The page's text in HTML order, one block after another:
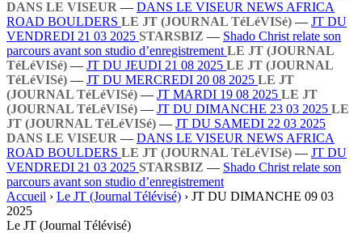
DANS LE VISEUR — DANS LE VISEUR NEWS AFRICA
ROAD BOULDERS LE JT (JOURNAL TéLéVISé) — JT DU
VENDREDI 21 03 2025 STARSBIZ — Shado Christ relate son
parcours avant son studio d’enregistrement LE JT (JOURNAL
TéLéVISé) — JT DU JEUDI 21 08 2025 LE JT (JOURNAL
TéLéVISé) — JT DU MERCREDI 20 08 2025 LE JT
(JOURNAL TéLéVISé) — JT MARDI 19 08 2025 LE JT
(JOURNAL TéLéVISé) — JT DU DIMANCHE 23 03 2025 LE
JT (JOURNAL TéLéVISé) — JT DU SAMEDI 22 03 2025
DANS LE VISEUR — DANS LE VISEUR NEWS AFRICA
ROAD BOULDERS LE JT (JOURNAL TéLéVISé) — JT DU
VENDREDI 21 03 2025 STARSBIZ — Shado Christ relate son
parcours avant son studio d’enregistrement
Accueil › Le JT (Journal Télévisé) › JT DU DIMANCHE 09 03
2025
Le JT (Journal Télévisé)